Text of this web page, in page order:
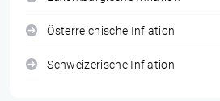
Österreichische Inflation
Schweizerische Inflation